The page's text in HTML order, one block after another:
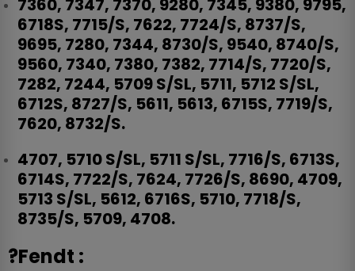
7360, 7347, 7370, 9280, 7345, 9380, 9795,
6718S, 7715/S, 7622, 7724/S, 8737/S,
9695, 7280, 7344, 8730/S, 9540, 8740/S,
9560, 7340, 7380, 7382, 7714/S, 7720/S,
7282, 7244, 5709 S/SL, 5711, 5712 S/SL,
6712S, 8727/S, 5611, 5613, 6715S, 7719/S,
7620, 8732/S.
4707, 5710 S/SL, 5711 S/SL, 7716/S, 6713S,
6714S, 7722/S, 7624, 7726/S, 8690, 4709,
5713 S/SL, 5612, 6716S, 5710, 7718/S,
8735/S, 5709, 4708.
?Fendt :